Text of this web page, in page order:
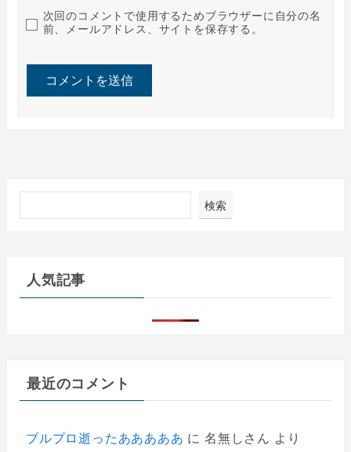
次回のコメントで使用するためブラウザーに自分の名
前、メールアドレス、サイトを保存する。
検索
人気記事
最近のコメント
ブルプロ逝ったあああああ に 名無しさん より